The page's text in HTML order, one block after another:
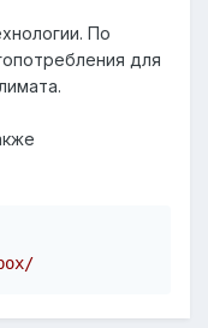
По
для